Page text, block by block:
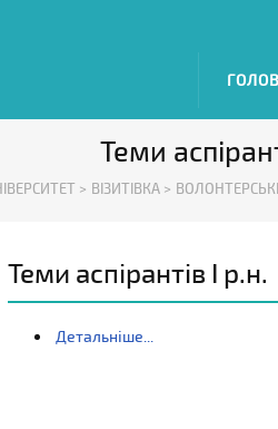
Теми
> ВІЗИТІВКА >
Теми аспірантів І р.н.
Детальніше...